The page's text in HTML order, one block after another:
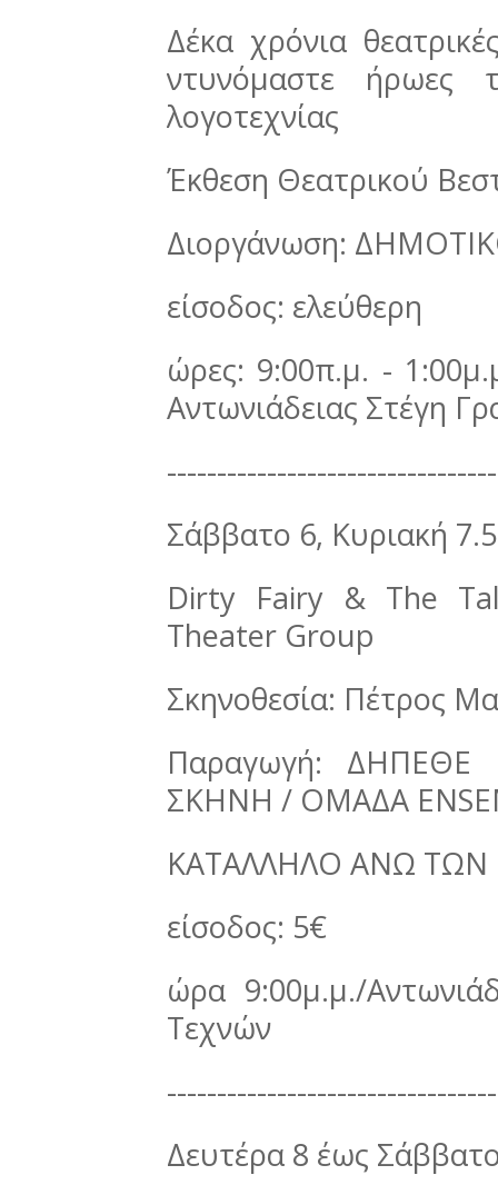
Δέκα χρόνια
ντυνόμαστε ήρωες
λογοτεχνίας
Έκθεση Θεατρικού
Διοργάνωση:
είσοδος: ελεύθερη
ώρες: 9:00π.μ. -
Αντωνιάδειας Στέγη
Σάββατο 6, Κυριακή
Dirty Fairy & The
Theater Group
Σκηνοθεσία: Πέτρος
Παραγωγή: ΔΗΠΕΘΕ
ΣΚΗΝΗ / ΟΜΑΔΑ
ΚΑΤΑΛΛΗΛΟ ΑΝΩ ΤΩΝ
είσοδος: 5€
ώρα 9:00μ.μ./
Τεχνών
Δευτέρα 8 έως